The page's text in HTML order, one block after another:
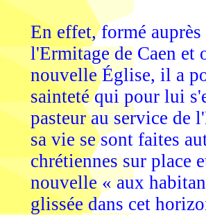
En effet, formé
l'Ermitage de Caen et
nouvelle Église, il a
sainteté qui pour lui
pasteur au service de
sa vie se sont faites
chrétiennes sur place
nouvelle « aux
glissée dans cet